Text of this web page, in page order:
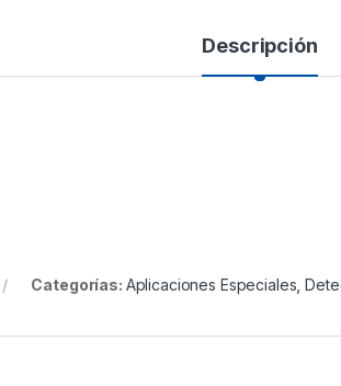
Descripción
Categorías: Aplicaciones Especiales ,